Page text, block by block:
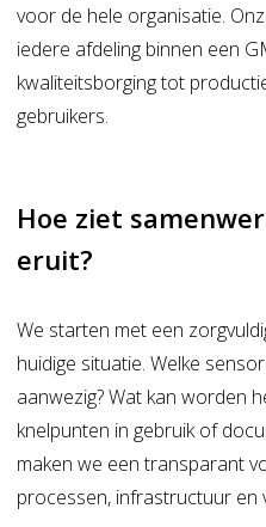
voor de hele organisatie.
iedere afdeling binnen een
kwaliteitsborging tot
gebruikers.
Hoe ziet
eruit?
We starten met een
huidige situatie. Welke
aanwezig? Wat kan worden
knelpunten in gebruik of
maken we een transparant
processen, infrastructuur en